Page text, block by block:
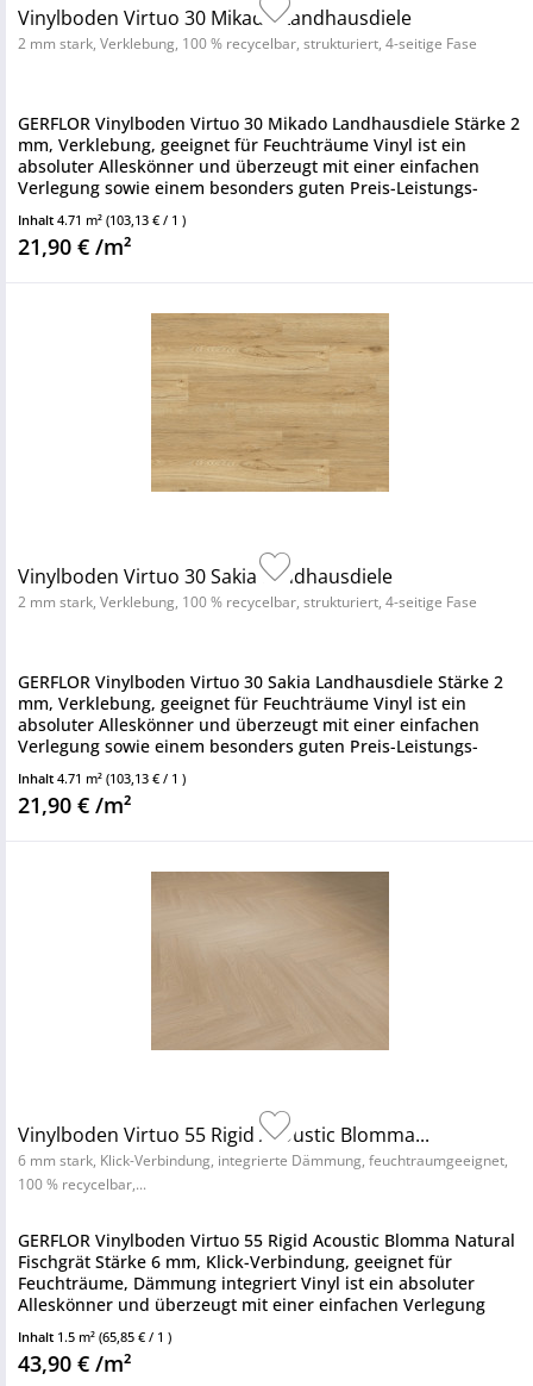
Vinylboden Virtuo 30 Mikado Landhausdiele
2 mm stark, Verklebung, 100 % recycelbar, strukturiert, 4-seitige Fase
GERFLOR Vinylboden Virtuo 30 Mikado Landhausdiele Stärke 2
mm, Verklebung, geeignet für Feuchträume Vinyl ist ein
absoluter Alleskönner und überzeugt mit einer einfachen
Verlegung sowie einem besonders guten Preis-Leistungs-
Verhältnis....
Inhalt 4.71 m² (103,13 € / 1 )
21,90 € /m²
Vinylboden Virtuo 30 Sakia Landhausdiele
2 mm stark, Verklebung, 100 % recycelbar, strukturiert, 4-seitige Fase
GERFLOR Vinylboden Virtuo 30 Sakia Landhausdiele Stärke 2
mm, Verklebung, geeignet für Feuchträume Vinyl ist ein
absoluter Alleskönner und überzeugt mit einer einfachen
Verlegung sowie einem besonders guten Preis-Leistungs-
Verhältnis....
Inhalt 4.71 m² (103,13 € / 1 )
21,90 € /m²
Vinylboden Virtuo 55 Rigid Acoustic Blomma...
6 mm stark, Klick-Verbindung, integrierte Dämmung, feuchtraumgeeignet,
100 % recycelbar,...
GERFLOR Vinylboden Virtuo 55 Rigid Acoustic Blomma Natural
Fischgrät Stärke 6 mm, Klick-Verbindung, geeignet für
Feuchträume, Dämmung integriert Vinyl ist ein absoluter
Alleskönner und überzeugt mit einer einfachen Verlegung
sowie einem...
Inhalt 1.5 m² (65,85 € / 1 )
43,90 € /m²